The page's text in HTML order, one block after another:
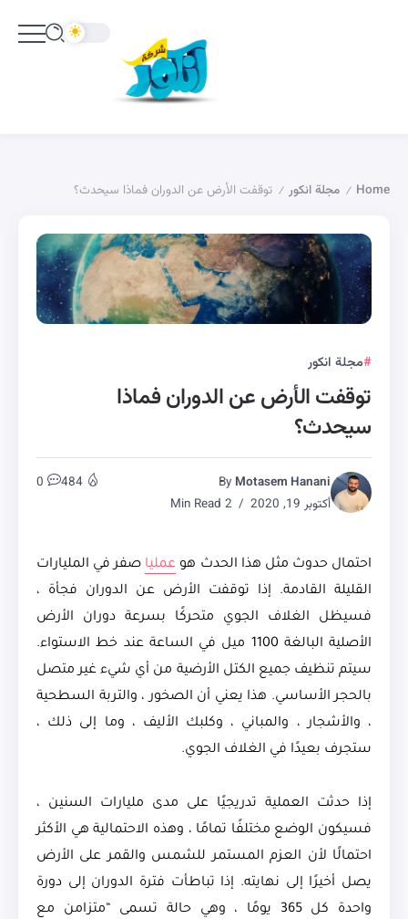
Home
/ مجلة انكور / توقفت الأرض عن الدوران فماذا سيحدث؟
مجلة انكور
توقفت الأرض عن الدوران فماذا
سيحدث؟
By Motasem Hanani
أكتوبر 19, 2020
484
0
احتمال حدوث مثل هذا الحدث هو عمليا صفر في المليارات
القليلة القادمة. إذا توقفت الأرض عن الدوران فجأة ،
فسيظل الغلاف الجوي متحركًا بسرعة دوران الأرض
الأصلية البالغة 1100 ميل في الساعة عند خط الاستواء.
سيتم تنظيف جميع الكتل الأرضية من أي شيء غير متصل
بالحجر الأساسي. هذا يعني أن الصخور ، والتربة السطحية
، والأشجار ، والمباني ، وكلبك الأليف ، وما إلى ذلك ،
ستجرف بعيدًا في الغلاف الجوي.
إذا حدثت العملية تدريجيًا على مدى مليارات السنين ،
فسيكون الوضع مختلفًا تمامًا ، وهذه الاحتمالية هي الأكثر
احتمالًا لأن العزم المستمر للشمس والقمر على الأرض
يصل أخيرًا إلى نهايته. إذا تباطأت فترة الدوران إلى دورة
واحدة كل 365 يومًا ، وهي حالة تسمى “متزامن مع